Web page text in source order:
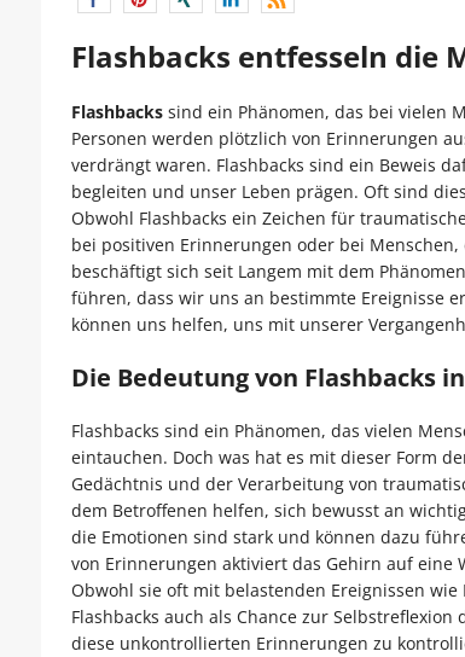
Flashbacks entfesseln die
Flashbackssind ein Phänomen, das bei vielen
Personen werden plötzlich von Erinnerungen
verdrängt waren. Flashbacks sind ein Beweis
begleiten und unser Leben prägen. Oft sind
Obwohl Flashbacks ein Zeichen für
bei positiven Erinnerungen oder bei
beschäftigt sich seit Langem mit dem
führen, dass wir uns an bestimmte Ereignisse
können uns helfen, uns mit unserer
Die Bedeutung von Flashbacks
Flashbacks sind ein Phänomen, das vielen
eintauchen. Doch was hat es mit dieser Form
Gedächtnis und der Verarbeitung von
dem Betroffenen helfen, sich bewusst an
die Emotionen sind stark und können dazu
von Erinnerungen aktiviert das Gehirn auf
Obwohl sie oft mit belastenden Ereignissen
Flashbacks auch als Chance zur
diese unkontrollierten Erinnerungen zu